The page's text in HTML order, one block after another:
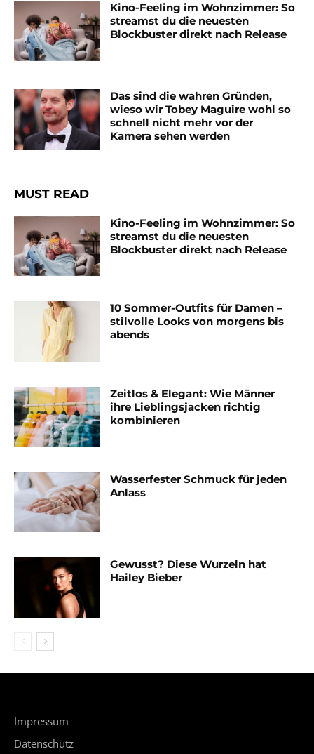
Kino-Feeling im Wohnzimmer: So
streamst du die neuesten
Blockbuster direkt nach Release
Das sind die wahren Gründen,
wieso wir Tobey Maguire wohl so
schnell nicht mehr vor der
Kamera sehen werden
MUST READ
Kino-Feeling im Wohnzimmer: So
streamst du die neuesten
Blockbuster direkt nach Release
10 Sommer-Outfits für Damen –
stilvolle Looks von morgens bis
abends
Zeitlos & Elegant: Wie Männer
ihre Lieblingsjacken richtig
kombinieren
Wasserfester Schmuck für jeden
Anlass
Gewusst? Diese Wurzeln hat
Hailey Bieber
Impressum
Datenschutz